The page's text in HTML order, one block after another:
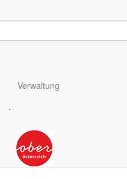
Verwaltung
.